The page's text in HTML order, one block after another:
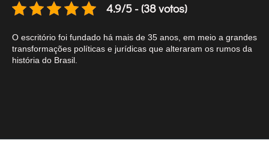
4.9/5 - (38 votos)
O escritório foi fundado há mais de 35 anos, em meio a grandes
transformações políticas e jurídicas que alteraram os rumos da
história do Brasil.